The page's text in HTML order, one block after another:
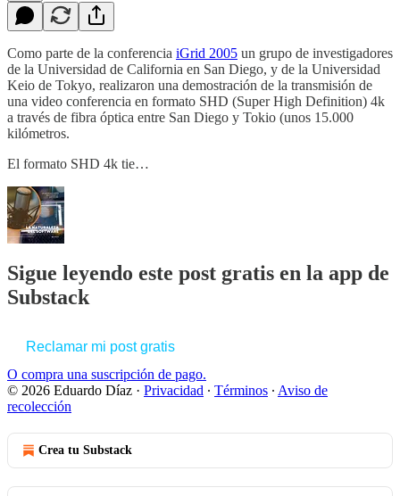
Como parte de la conferencia iGrid 2005 un grupo de investigadores
de la Universidad de California en San Diego, y de la Universidad
Keio de Tokyo, realizaron una demostración de la transmisión de
una video conferencia en formato SHD (Super High Definition) 4k
a través de fibra óptica entre San Diego y Tokio (unos 15.000
kilómetros.
El formato SHD 4k tie…
Sigue leyendo este post gratis en la app de
Substack
Reclamar mi post gratis
O compra una suscripción de pago.
© 2026 Eduardo Díaz · Privacidad ∙ Términos ∙ Aviso de
recolección
Crea tu Substack